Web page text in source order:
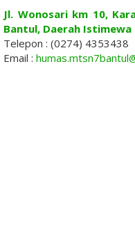
Jl. Wonosari km 10,
Bantul, Daerah
Telepon : (0274) 4353438
Email :